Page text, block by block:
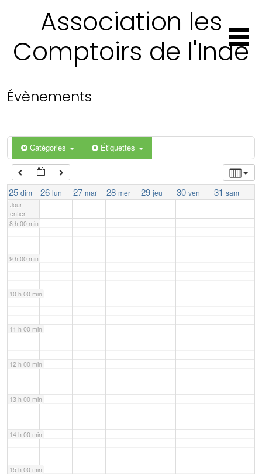
Association les
Comptoirs de l'Inde
Évènements
Catégories Étiquettes
25 dim 26 lun 27 mar 28 mer 29 jeu 30 ven 31 sam
Jour
entier
3 h 00 min
6 h 00 min
7 h 00 min
8 h 00 min
9 h 00 min
10 h 00 min
11 h 00 min
12 h 00 min
13 h 00 min
14 h 00 min
15 h 00 min